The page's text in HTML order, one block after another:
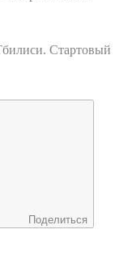
Стартовый
Поделиться